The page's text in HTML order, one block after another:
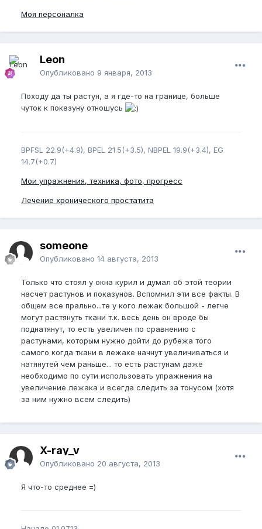
Моя персоналка
Leon
Опубликовано 9 января, 2013
Походу да ты растун, а я где-то на границе, больше
чуток к показуну отношусь
BPFSL 22.9(+4.9), BPEL 21.5(+3.5), NBPEL 19.9(+3.4), EG
14.7(+0.7)
Мои упражнения, техника, фото, прогресс
Лечение хронического простатита
someone
Опубликовано 14 августа, 2013
Только что стоял у окна курил и думал об этой теории
насчет растунов и показунов. Вспомнил эти все факты. В
общем все прально...те у кого лежак большой - легче
могут растянуть ткани т.к. весь день он вроде бы
поднатянут, то есть увеличен по сравнению с
растунами, которым нужно дойти до рубежа того
самого когда ткани в лежаке начнут увеличиваться и
натянутей чем раньше... то есть растунам даже
необходимо по сути использовать упражнения на
увеличение лежака и всегда следить за тонусом (хотя
за ним нужно всем следить)
X-ray_v
Опубликовано 20 августа, 2013
Я что-то среднее =)